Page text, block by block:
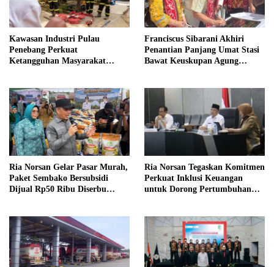
Kawasan Industri Pulau
Penebang Perkuat
Ketangguhan Masyarakat
Franciscus Sibarani Akhiri
Penantian Panjang Umat Stasi
Bawat Keuskupan Agung
Ria Norsan Gelar Pasar Murah,
Paket Sembako Bersubsidi
Dijual Rp50 Ribu Diserbu
Ria Norsan Tegaskan Komitmen
Perkuat Inklusi Keuangan
untuk Dorong Pertumbuhan